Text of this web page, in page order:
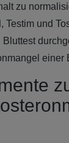
zu
und
einer